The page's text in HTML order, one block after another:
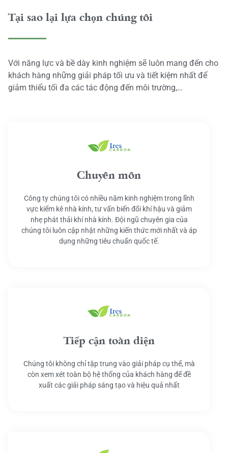
Tại sao lại lựa chọn chúng tôi
Với năng lực và bề dày kinh nghiệm sẽ luôn mang đến cho
khách hàng những giải pháp tối ưu và tiết kiệm nhất để
giảm thiểu tối đa các tác động đến môi trường,…
Chuyên môn
Công ty chúng tôi có nhiều năm kinh nghiệm trong lĩnh
vực kiểm kê nhà kính, tư vấn biến đổi khí hậu và giảm
nhẹ phát thải khí nhà kính. Đội ngũ chuyên gia của
chúng tôi luôn cập nhật những kiến thức mới nhất và áp
dụng những tiêu chuẩn quốc tế.
Tiếp cận toàn diện
Chúng tôi không chỉ tập trung vào giải pháp cụ thể, mà
còn xem xét toàn bộ hệ thống của khách hàng để đề
xuất các giải pháp sáng tạo và hiệu quả nhất